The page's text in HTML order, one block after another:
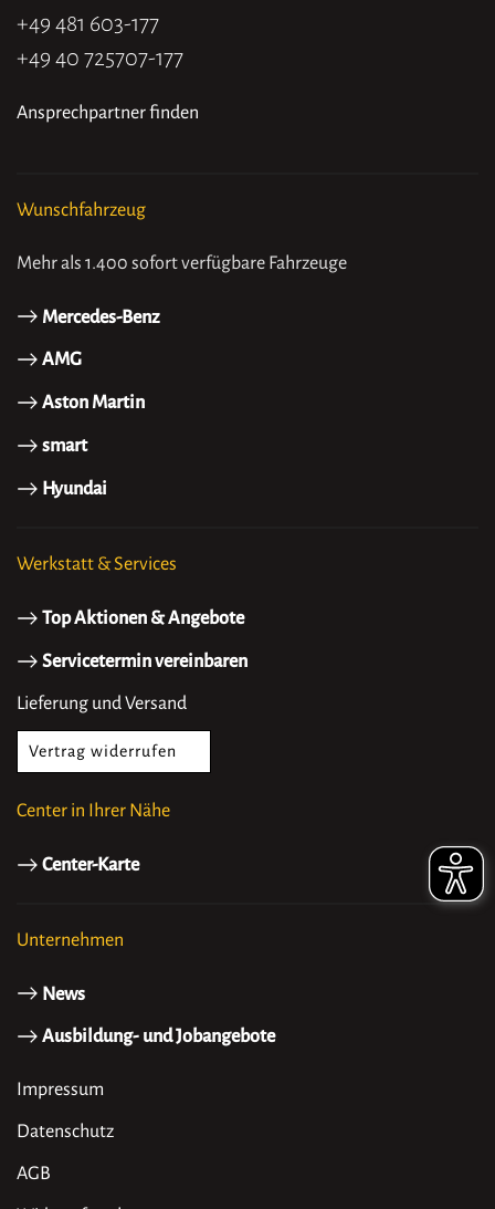
+49 481 603-177
+49 40 725707-177
Ansprechpartner finden
Wunschfahrzeug
Mehr als 1.400 sofort verfügbare Fahrzeuge
Mercedes-Benz
AMG
Aston Martin
smart
Hyundai
Werkstatt & Services
Top Aktionen & Angebote
Servicetermin vereinbaren
Lieferung und Versand
Vertrag widerrufen
Center in Ihrer Nähe
Center-Karte
Unternehmen
News
Ausbildung- und Jobangebote
Impressum
Datenschutz
AGB